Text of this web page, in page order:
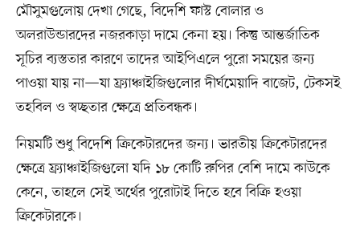
মৌসুমগুলোয় দেখা গেছে, বিদেশি ফাস্ট বোলার ও
অলরাউন্ডারদের নজরকাড়া দামে কেনা হয়। কিন্তু আন্তর্জাতিক
সূচির ব্যস্ততার কারণে তাদের আইপিএলে পুরো সময়ের জন্য
পাওয়া যায় না—যা ফ্র্যাঞ্চাইজিগুলোর দীর্ঘমেয়াদি বাজেট, টেকসই
তহবিল ও স্বচ্ছতার ক্ষেত্রে প্রতিবন্ধক।
নিয়মটি শুধু বিদেশি ক্রিকেটারদের জন্য। ভারতীয় ক্রিকেটারদের
ক্ষেত্রে ফ্র্যাঞ্চাইজিগুলো যদি ১৮ কোটি রুপির বেশি দামে কাউকে
কেনে, তাহলে সেই অর্থের পুরোটাই দিতে হবে বিক্রি হওয়া
ক্রিকেটারকে।